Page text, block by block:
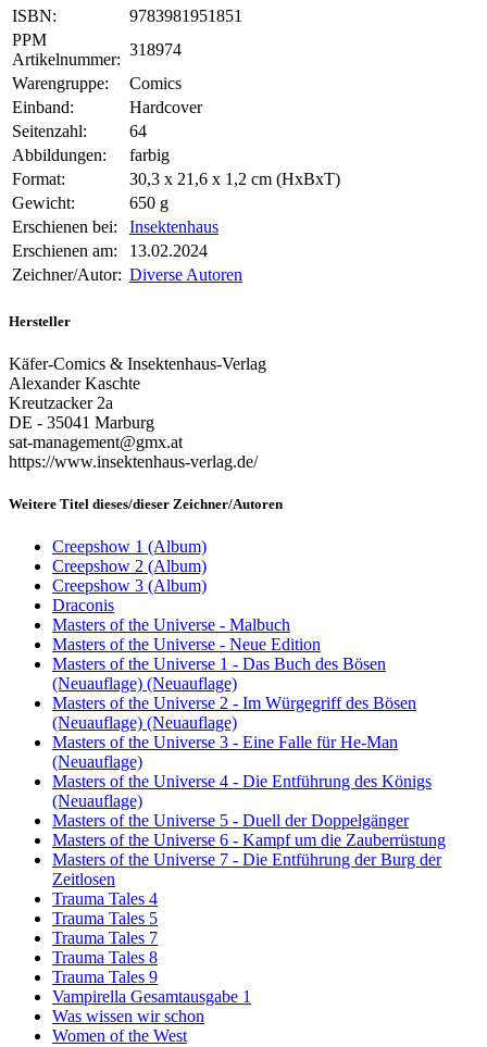
ISBN:
9783981951851
PPM
Artikelnummer:
318974
Warengruppe:
Comics
Einband:
Hardcover
Seitenzahl:
64
Abbildungen:
farbig
Format:
30,3 x 21,6 x 1,2 cm (HxBxT)
Gewicht:
650 g
Erschienen bei:
Insektenhaus
Erschienen am:
13.02.2024
Zeichner/Autor: Diverse Autoren
Hersteller
Käfer-Comics & Insektenhaus-Verlag
Alexander Kaschte
Kreutzacker 2a
DE - 35041 Marburg
sat-management@gmx.at
https://www.insektenhaus-verlag.de/
Weitere Titel dieses/dieser Zeichner/Autoren
Creepshow 1 (Album)
Creepshow 2 (Album)
Creepshow 3 (Album)
Draconis
Masters of the Universe - Malbuch
Masters of the Universe - Neue Edition
Masters of the Universe 1 - Das Buch des Bösen
(Neuauflage) (Neuauflage)
Masters of the Universe 2 - Im Würgegriff des Bösen
(Neuauflage) (Neuauflage)
Masters of the Universe 3 - Eine Falle für He-Man
(Neuauflage)
Masters of the Universe 4 - Die Entführung des Königs
(Neuauflage)
Masters of the Universe 5 - Duell der Doppelgänger
Masters of the Universe 6 - Kampf um die Zauberrüstung
Masters of the Universe 7 - Die Entführung der Burg der
Zeitlosen
Trauma Tales 4
Trauma Tales 5
Trauma Tales 7
Trauma Tales 8
Trauma Tales 9
Vampirella Gesamtausgabe 1
Was wissen wir schon
Women of the West